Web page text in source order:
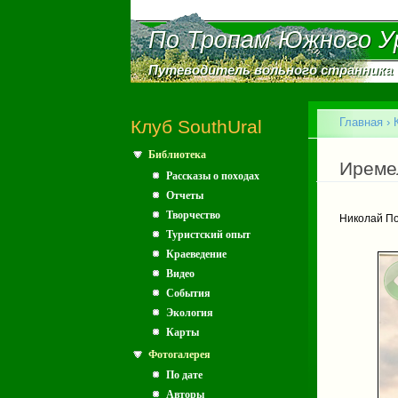
По Тропам Южного
По Тропам Южного
Путеводитель вольного странника
Путеводитель вольного странника
Клуб SouthUral
Библиотека
Рассказы о походах
Отчеты
Творчество
Туристский опыт
Краеведение
Видео
События
Экология
Карты
Фотогалерея
По дате
Авторы
Вы
Главная ›
Николай